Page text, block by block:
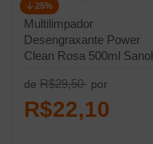
Multilimpador
Desengraxante Power
Clean Rosa 500ml Sanol
de R$29,50
25%
por
R$22,10